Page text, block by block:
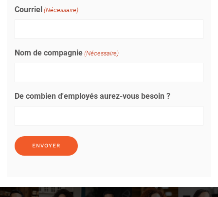
Courriel (Nécessaire)
Nom de compagnie (Nécessaire)
De combien d'employés aurez-vous besoin ?